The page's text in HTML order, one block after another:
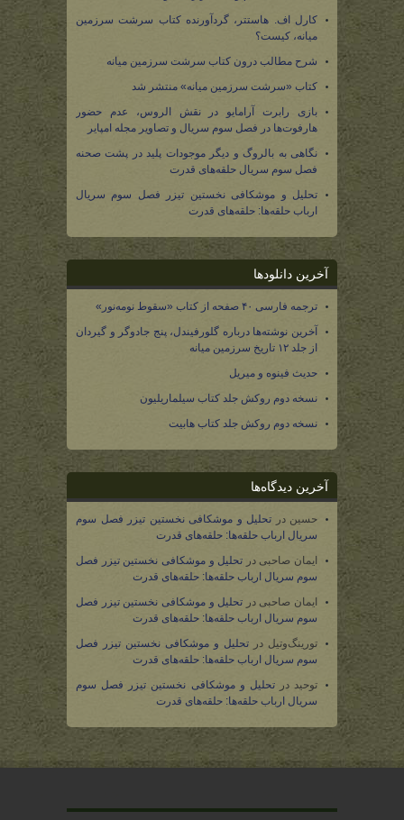
کارل اف. هاستتر، گردآورنده کتاب سرشت سرزمین
میانه، کیست؟
شرح مطالب درون کتاب سرشت سرزمین میانه
کتاب «سرشت سرزمین میانه» منتشر شد
بازی رابرت آرامایو در نقش الروس، عدم حضور
هارفوت‌ها در فصل سوم سریال و تصاویر مجله امپایر
نگاهی به بالروگ و دیگر موجودات پلید در پشت صحنه
فصل سوم سریال حلقه‌های قدرت
تحلیل و موشکافی نخستین تیزر فصل سوم سریال
ارباب حلقه‌ها: حلقه‌های قدرت
آخرین دانلودها
ترجمه فارسی ۴۰ صفحه از کتاب «سقوط نومه‌نور»
آخرین نوشته‌ها درباره گلورفیندل، پنج جادوگر و گیردان
از جلد ۱۲ تاریخ سرزمین میانه
حدیث فینوه و میریل
نسخه دوم روکش جلد کتاب سیلماریلیون
نسخه دوم روکش جلد کتاب هابیت
آخرین دیدگاه‌ها
حسین در تحلیل و موشکافی نخستین تیزر فصل سوم
سریال ارباب حلقه‌ها: حلقه‌های قدرت
ایمان صاحبی در تحلیل و موشکافی نخستین تیزر فصل
سوم سریال ارباب حلقه‌ها: حلقه‌های قدرت
ایمان صاحبی در تحلیل و موشکافی نخستین تیزر فصل
سوم سریال ارباب حلقه‌ها: حلقه‌های قدرت
تورینگ‌وتیل در تحلیل و موشکافی نخستین تیزر فصل
سوم سریال ارباب حلقه‌ها: حلقه‌های قدرت
توحید درتحلیل و موشکافی نخستین تیزر فصل سوم
سریال ارباب حلقه‌ها: حلقه‌های قدرت